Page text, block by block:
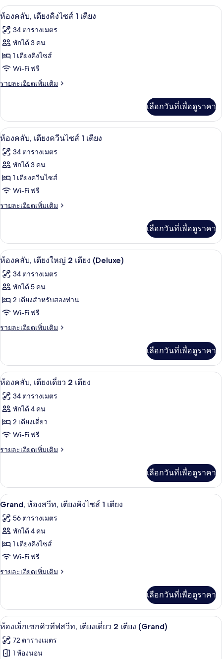
ไซส์
1
เตียง
กับ
ห้อง
เตียง
คิง
เตียง
เปิด
ภาพถ่าย
ทั้งหมด
ของ
ห้อง
คลับ,
คิง
ไซส์
1
เตียง
ห้องคลับ, เตียงคิงไซส์ 1 เตียง | ผ้านว
6
ห้องคลับ, เตียงคิงไซส์ 1 เตียง
34 ตารางเมตร
พักได้ 3 คน
1 เตียงคิงไซส์
Wi-Fi ฟรี
รายละเอียดเพิ่มเติม
ราย
เกี่ยว
กับ
ห้อง
เตียง
คิง
เตียง
เลือกวันที่เพื่อดูราคา
เปิด
ภาพถ่าย
ทั้งหมด
ของ
ห้อง
คลับ,
ควีน
ไซส์
1
เตียง
ห้องคลับ, เตียงควีนไซส์ 1 เตียง | ผ้าน
5
ห้องคลับ, เตียงควีนไซส์ 1 เตียง
34 ตารางเมตร
พักได้ 3 คน
1 เตียงควีนไซส์
Wi-Fi ฟรี
รายละเอียดเพิ่มเติม
ราย
เกี่ยว
กับ
ห้อง
เตียง
ควีน
เตียง
เลือกวันที่เพื่อดูราคา
เปิด
ภาพถ่าย
ทั้งหมด
ของ
ห้อง
คลับ,
ใหญ่
เตียง
(Deluxe)
ห้องคลับ, เตียงใหญ่ 2 เตียง (Deluxe)
6
ห้องคลับ, เตียงใหญ่ 2 เตียง (Deluxe)
34 ตารางเมตร
พักได้ 5 คน
2 เตียงสำหรับสองท่าน
Wi-Fi ฟรี
รายละเอียดเพิ่มเติม
ราย
เกี่ยว
กับ
ห้อง
เตียง
ใหญ่
เตียง
(Deluxe)
เลือกวันที่เพื่อดูราคา
เปิด
ภาพถ่าย
ทั้งหมด
ของ
ห้อง
คลับ,
เดี่ยว
เตียง
ห้องคลับ, เตียงเดี่ยว 2 เตียง | ผ้านวม
5
ห้องคลับ, เตียงเดี่ยว 2 เตียง
34 ตารางเมตร
พักได้ 4 คน
2 เตียงเดี่ยว
Wi-Fi ฟรี
รายละเอียดเพิ่มเติม
ราย
เกี่ยว
กับ
ห้อง
เตียง
เดี่ยว
เตียง
เลือกวันที่เพื่อดูราคา
เปิด
ภาพถ่าย
ทั้งหมด
ของ
Grand,
ห้อง
คิง
ไซส์
1
เตียง
Grand, ห้องสวีท, เตียงคิงไซส์ 1 เตียง
5
Grand, ห้องสวีท, เตียงคิงไซส์ 1 เตียง
56 ตารางเมตร
พักได้ 4 คน
1 เตียงคิงไซส์
Wi-Fi ฟรี
รายละเอียดเพิ่มเติม
ราย
เกี่ยว
กับ
Grand,
สวี
ท,
เลือกวันที่เพื่อดูราคา
เปิด
ภาพถ่าย
ทั้งหมด
ห้องเอ็กเซกคิวทีฟสวีท, เตียงเดี่ยว 2
5
ห้องเอ็กเซกคิวทีฟสวีท, เตียงเดี่ยว 2 เตียง (Grand)
72 ตารางเมตร
1 ห้องนอน